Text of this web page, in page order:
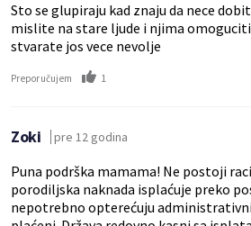
Sto se glupiraju kad znaju da nece
mislite na stare ljude i njima
stvarate jos vece nevolje
Preporučujem 1
Zoki pre 12 godina
Puna podrška mamama! Ne postoji
porodiljska naknada isplaćuje preko
nepotrebno opterećuju